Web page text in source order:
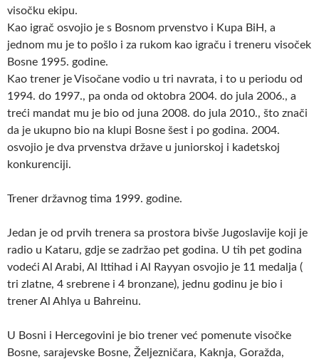
visočku ekipu.
Kao igrač osvojio je s Bosnom prvenstvo i Kupa BiH, a
jednom mu je to pošlo i za rukom kao igraču i treneru visoček
Bosne 1995. godine.
Kao trener je Visočane vodio u tri navrata, i to u periodu od
1994. do 1997., pa onda od oktobra 2004. do jula 2006., a
treći mandat mu je bio od juna 2008. do jula 2010., što znači
da je ukupno bio na klupi Bosne šest i po godina. 2004.
osvojio je dva prvenstva države u juniorskoj i kadetskoj
konkurenciji.
Trener državnog tima 1999. godine.
Jedan je od prvih trenera sa prostora bivše Jugoslavije koji je
radio u Kataru, gdje se zadržao pet godina. U tih pet godina
vodeći Al Arabi, Al Ittihad i Al Rayyan osvojio je 11 medalja (
tri zlatne, 4 srebrene i 4 bronzane), jednu godinu je bio i
trener Al Ahlya u Bahreinu.
U Bosni i Hercegovini je bio trener već pomenute visočke
Bosne, sarajevske Bosne, Željezničara, Kaknja, Goražda,